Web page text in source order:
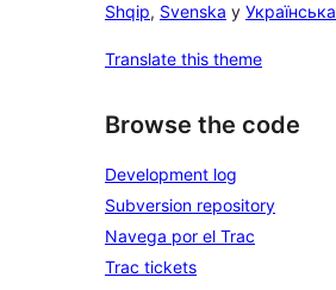
Shqip, Svenska y Українська
Translate this theme
Browse the code
Development log
Subversion repository
Navega por el Trac
Trac tickets